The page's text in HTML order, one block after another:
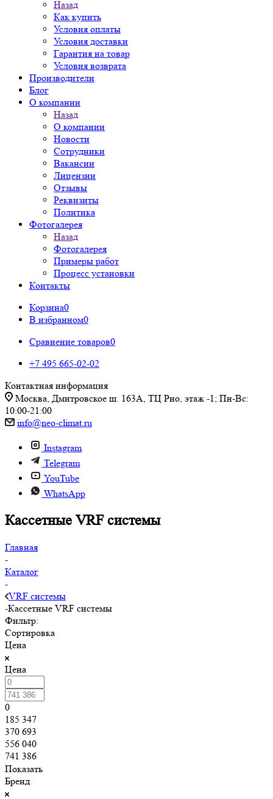
Назад
Как купить
Условия оплаты
Условия доставки
Гарантия на товар
Условия возврата
Производители
Блог
О компании
Назад
О компании
Новости
Сотрудники
Вакансии
Лицензии
Отзывы
Реквизиты
Политика
Фотогалерея
Назад
Фотогалерея
Примеры работ
Процесс установки
Контакты
Корзина0
В избранном0
Сравнение товаров0
+7 495 665-02-02
Контактная информация
Москва, Дмитровское ш. 163А, ТЦ Рио, этаж -1; Пн-Вс:
10:00-21:00
info@neo-climat.ru
Instagram
Telegram
YouTube
WhatsApp
Кассетные VRF системы
Главная
-
Каталог
-
VRF системы
-Кассетные VRF системы
Фильтр:
Сортировка
Цена
Цена
0
185 347
370 693
556 040
741 386
Показать
Бренд